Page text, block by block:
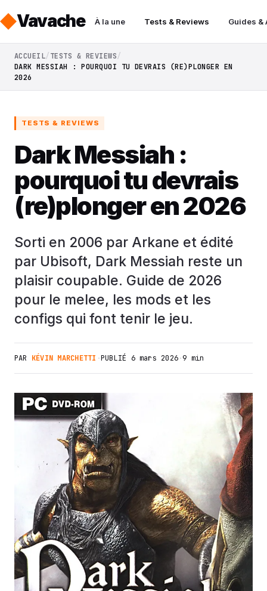
Vavache À la une Tests & Reviews Guides &
ACCUEIL TESTS & REVIEWS
DARK MESSIAH : POURQUOI TU DEVRAIS (RE)PLONGER EN
2026
TESTS & REVIEWS
Dark Messiah :
pourquoi tu devrais
(re)plonger en 2026
Sorti en 2006 par Arkane et édité
par Ubisoft, Dark Messiah reste un
plaisir coupable. Guide de 2026
pour le melee, les mods et les
configs qui font tenir le jeu.
PAR KÉVIN MARCHETTI ·PUBLIÉ 6 mars 2026·9 min